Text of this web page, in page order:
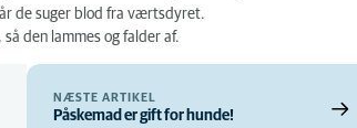
de suger blod fra værtsdyret.
den lammes og falder af.
NÆSTE ARTIKEL
Påskemad er gift for hunde!